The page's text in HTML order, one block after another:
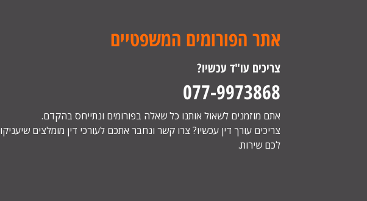
אתר הפורומים המשפטיים
צריכים עו"ד עכשיו?
077-9973868
אתם מוזמנים לשאול אותנו כל שאלה בפורומים ונתייחס בהקדם.
צריכים עורך דין עכשיו? צרו קשר ונחבר אתכם לעורכי דין מומלצים שיעניקו
לכם שירות.